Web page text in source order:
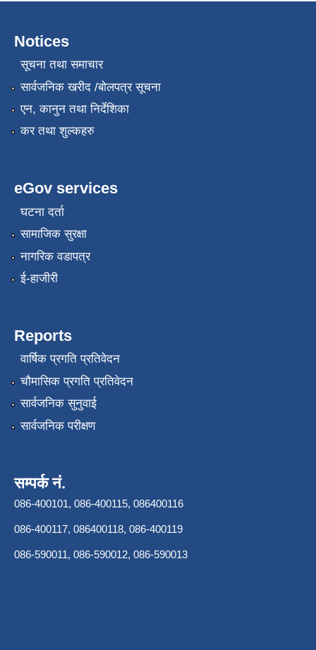
Notices
सूचना तथा समाचार
सार्वजनिक खरीद /बोलपत्र सूचना
एन, कानुन तथा निर्देशिका
कर तथा शुल्कहरु
eGov services
घटना दर्ता
सामाजिक सुरक्षा
नागरिक वडापत्र
ई-हाजीरी
Reports
वार्षिक प्रगति प्रतिवेदन
चौमासिक प्रगति प्रतिवेदन
सार्वजनिक सुनुवाई
सार्वजनिक परीक्षण
सम्पर्क नं.
086-400101, 086-400115, 086400116
086-400117, 086400118, 086-400119
086-590011, 086-590012, 086-590013